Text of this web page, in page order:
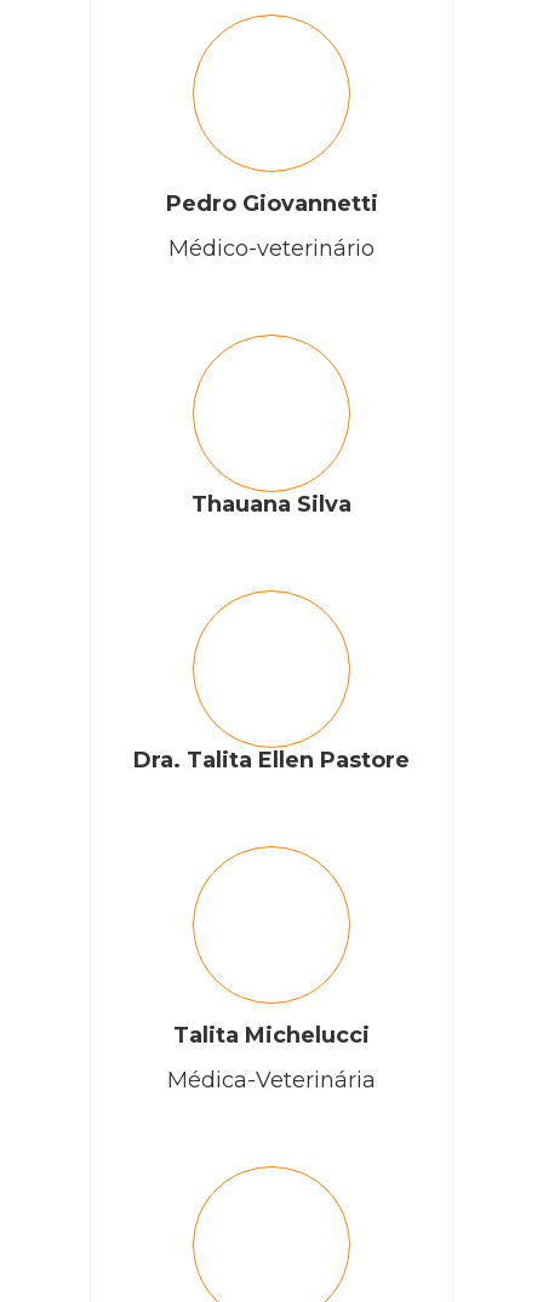
Pedro Giovannetti
Médico-veterinário
Thauana Silva
Dra. Talita Ellen Pastore
Talita Michelucci
Médica-Veterinária